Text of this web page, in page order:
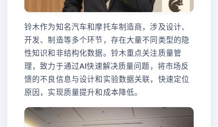
铃木作为知名汽车和摩托车制造商，涉及设计、
开发、制造等多个环节，存在大量不同类型的隐
性知识和非结构化数据。铃木重点关注质量管
理，致力于通过AI快速解决质量问题，将市场反
馈的不良信息与设计和实验数据关联，快速定位
原因，实现质量提升和成本降低。